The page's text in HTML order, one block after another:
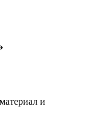
и